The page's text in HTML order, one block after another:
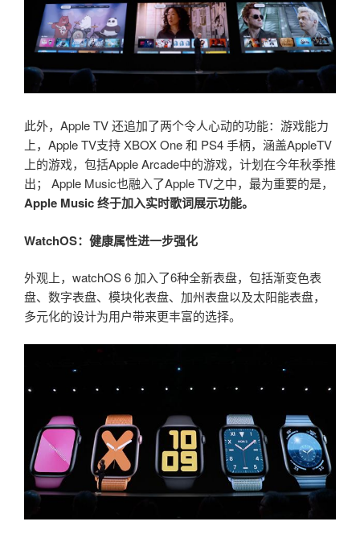
此外，Apple TV 还追加了两个令人心动的功能：游戏能力
上，Apple TV支持 XBOX One 和 PS4 手柄，涵盖AppleTV
上的游戏，包括Apple Arcade中的游戏，计划在今年秋季推
出； Apple Music也融入了Apple TV之中，最为重要的是，
Apple Music 终于加入实时歌词展示功能。
WatchOS：健康属性进一步强化
外观上，watchOS 6 加入了6种全新表盘，包括渐变色表
盘、数字表盘、模块化表盘、加州表盘以及太阳能表盘，
多元化的设计为用户带来更丰富的选择。